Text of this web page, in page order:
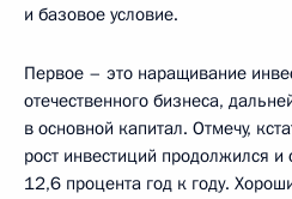
и базовое условие.
Первое – это наращивание
отечественного бизнеса,
в основной капитал. Отмечу,
рост инвестиций продолжился и
12,6 процента год к году.